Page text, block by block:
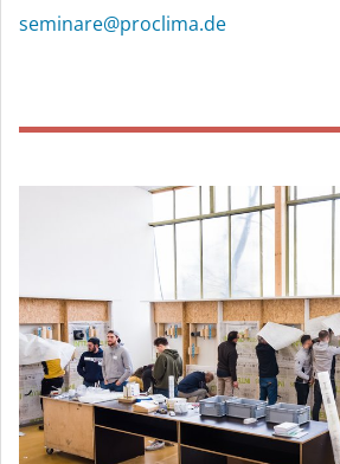
Murat Bornholdt, Zimmerermeister
pro clima Außendienst
pro clima Außendienst
Michael Dubbert
, Groß- und
Technischer Vertrieb
pro clima Außendienst
seminare@proclima.de